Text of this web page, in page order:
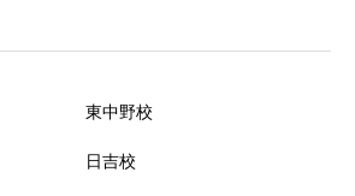
東中野校
日吉校